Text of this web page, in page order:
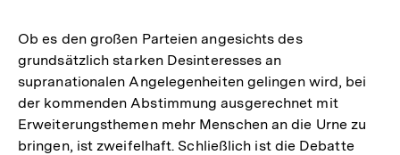
der
Fußnote
Ob es den großen Parteien angesichts des
grundsätzlich starken Desinteresses an
supranationalen Angelegenheiten gelingen wird, bei
der kommenden Abstimmung ausgerechnet mit
Erweiterungsthemen mehr Menschen an die Urne zu
bringen, ist zweifelhaft. Schließlich ist die Debatte